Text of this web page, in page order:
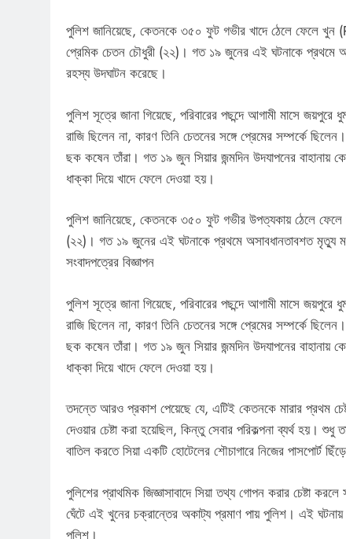
পুলিশ জানিয়েছে, কেতনকে ৩৫০ ফুট গভীর খাদে ঠেলে ফেলে
প্রেমিক চেতন চৌধুরী (২২)। গত ১৯ জুনের এই ঘটনাকে প্রথমে
রহস্য উদঘাটন করেছে।
পুলিশ সূত্রে জানা গিয়েছে, পরিবারের পছন্দে আগামী মাসে
রাজি ছিলেন না, কারণ তিনি চেতনের সঙ্গে প্রেমের সম্পর্কে
ছক কষেন তাঁরা। গত ১৯ জুন সিয়ার জন্মদিন উদযাপনের বাহানায়
ধাক্কা দিয়ে খাদে ফেলে দেওয়া হয়।
পুলিশ জানিয়েছে, কেতনকে ৩৫০ ফুট গভীর উপত্যকায় ঠেলে ফেলে
(২২)। গত ১৯ জুনের এই ঘটনাকে প্রথমে অসাবধানতাবশত মৃত্যু
সংবাদপত্রের বিজ্ঞাপন
পুলিশ সূত্রে জানা গিয়েছে, পরিবারের পছন্দে আগামী মাসে
রাজি ছিলেন না, কারণ তিনি চেতনের সঙ্গে প্রেমের সম্পর্কে
ছক কষেন তাঁরা। গত ১৯ জুন সিয়ার জন্মদিন উদযাপনের বাহানায়
ধাক্কা দিয়ে খাদে ফেলে দেওয়া হয়।
তদন্তে আরও প্রকাশ পেয়েছে যে, এটিই কেতনকে মারার প্রথম
দেওয়ার চেষ্টা করা হয়েছিল, কিন্তু সেবার পরিকল্পনা ব্যর্থ হয়।
বাতিল করতে সিয়া একটি হোটেলের শৌচাগারে নিজের পাসপোর্ট
পুলিশের প্রাথমিক জিজ্ঞাসাবাদে সিয়া তথ্য গোপন করার চেষ্টা
ঘেঁটে এই খুনের চক্রান্তের অকাট্য প্রমাণ পায় পুলিশ। এই
পুলিশ।